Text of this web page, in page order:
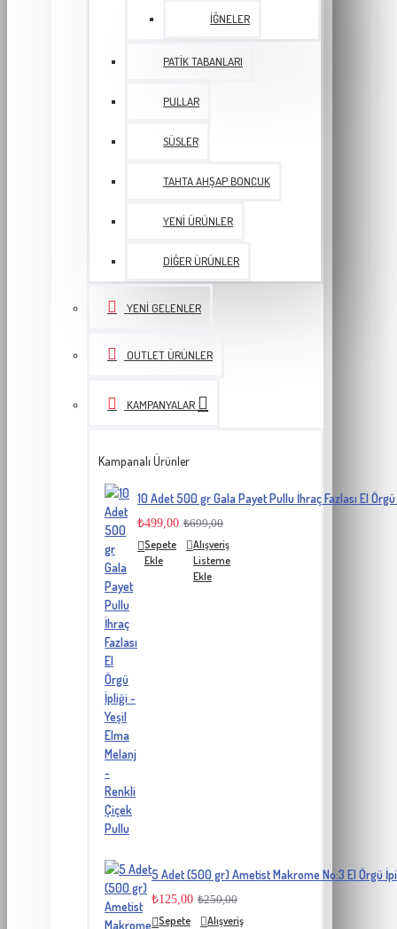
İĞNELER
PATIK TABANLARI
PULLAR
SÜSLER
TAHTA AHŞAP BONCUK
YENI ÜRÜNLER
DIĞER ÜRÜNLER
YENI GELENLER
OUTLET ÜRÜNLER
KAMPANYALAR
Kampanalı Ürünler
10 Adet 500 gr Gala Payet Pullu İhraç Fazlası El
₺499,00 ₺699,00
Sepete
Ekle
Alışveriş
Listeme
Ekle
5 Adet (500 gr) Ametist Makrome No:3 El Örgü
₺125,00 ₺250,00
Sepete
Alışveriş